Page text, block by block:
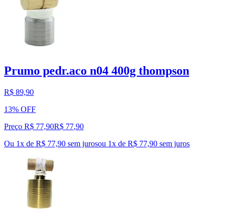
Prumo pedr.aco n04 400g thompson
R$ 89,90
13% OFF
Preço R$ 77,90R$ 77,90
Ou 1x de R$ 77,90 sem jurosou 1x de R$ 77,90 sem juros